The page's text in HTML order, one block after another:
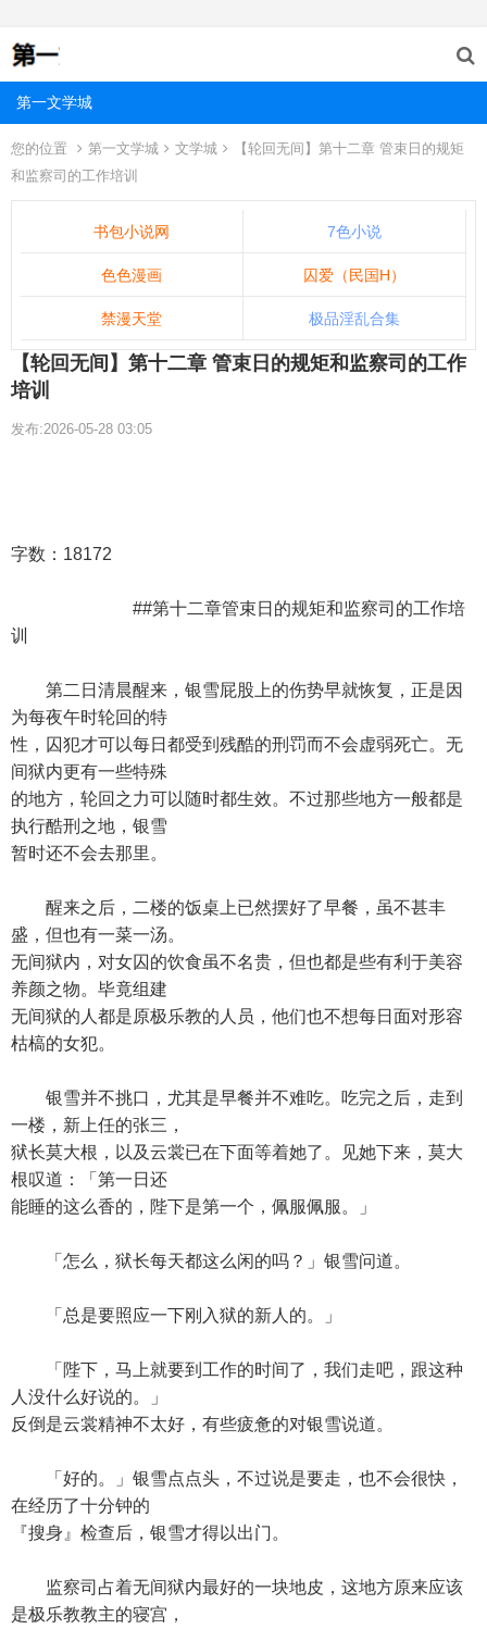
第一文学城
您的位置 第一文学城 文学城
【轮回无间】第十二章 管束日的规矩
和监察司的工作培训
书包小说网 7色小说
色色漫画 囚爱（民国H）
禁漫天堂 极品淫乱合集
【轮回无间】第十二章 管束日的规矩和监察司的工作
培训
发布:2026-05-28 03:05
字数：18172
##第十二章管束日的规矩和监察司的工作培
训
第二日清晨醒来，银雪屁股上的伤势早就恢复，正是因
为每夜午时轮回的特
性，囚犯才可以每日都受到残酷的刑罚而不会虚弱死亡。无
间狱内更有一些特殊
的地方，轮回之力可以随时都生效。不过那些地方一般都是
执行酷刑之地，银雪
暂时还不会去那里。
醒来之后，二楼的饭桌上已然摆好了早餐，虽不甚丰
盛，但也有一菜一汤。
无间狱内，对女囚的饮食虽不名贵，但也都是些有利于美容
养颜之物。毕竟组建
无间狱的人都是原极乐教的人员，他们也不想每日面对形容
枯槁的女犯。
银雪并不挑口，尤其是早餐并不难吃。吃完之后，走到
一楼，新上任的张三，
狱长莫大根，以及云裳已在下面等着她了。见她下来，莫大
根叹道：「第一日还
能睡的这么香的，陛下是第一个，佩服佩服。」
「怎么，狱长每天都这么闲的吗？」银雪问道。
「总是要照应一下刚入狱的新人的。」
「陛下，马上就要到工作的时间了，我们走吧，跟这种
人没什么好说的。」
反倒是云裳精神不太好，有些疲惫的对银雪说道。
「好的。」银雪点点头，不过说是要走，也不会很快，
在经历了十分钟的
『搜身』检查后，银雪才得以出门。
监察司占着无间狱内最好的一块地皮，这地方原来应该
是极乐教教主的寝宫，